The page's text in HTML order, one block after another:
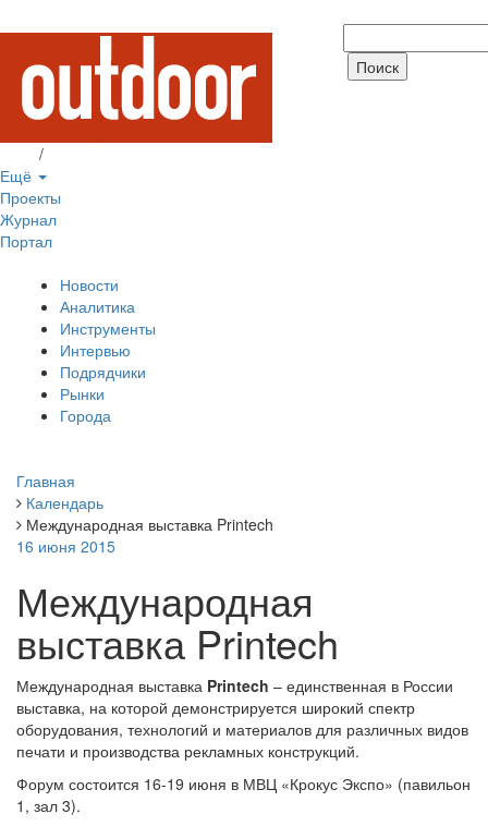
/
Ещё
Проекты
Журнал
Портал
Новости
Аналитика
Инструменты
Интервью
Подрядчики
Рынки
Города
Главная
Календарь
Международная выставка Printech
16 июня 2015
Международная
выставка Printech
Международная выставка Printech – единственная в России
выставка, на которой демонстрируется широкий спектр
оборудования, технологий и материалов для различных видов
печати и производства рекламных конструкций.
Форум состоится 16-19 июня в МВЦ «Крокус Экспо» (павильон
1, зал 3).